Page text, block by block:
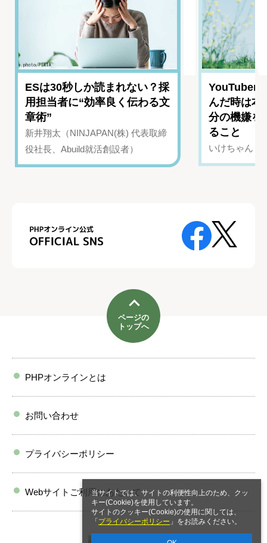
当サイトでは、サイトの利便性向上のため、クッ
キー(Cookie)を使用しています。
サイトのクッキー(Cookie)の使用に関しては、
「 プライバシーポリシー 」をお読みください。
ESは30秒しか読まれない？採
用担当者に“効率良く伝わる文
章術”
新井翔太（NINJAPAN(株) 代表取締
役社長、Abuild就活創設者）
YouTuber
んだ時は
分の機嫌を
ること
いけちゃん（
ページの
トップへ
PHPオンラインとは
お問い合わせ
プライバシーポリシー
Webサイトご利用にあたって